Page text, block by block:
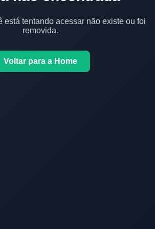
está tentando acessar não existe ou foi
removida.
Voltar para a Home